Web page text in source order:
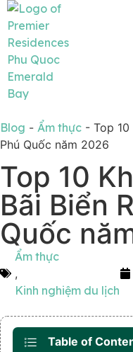
Blog - Ẩm thực - Top 10
Phú Quốc năm 2026
Top 10
Bãi Biển
Quốc
Ẩm thực
,
Kinh nghiệm du lịch
Table of